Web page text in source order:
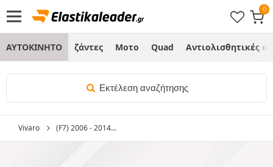
ΑΥΤΟΚΙΝΗΤΟ ζάντες Μοτο Quad Αντιολισθητικές
Εκτέλεση αναζήτησης
Vivaro (F7) 2006 - 2014...